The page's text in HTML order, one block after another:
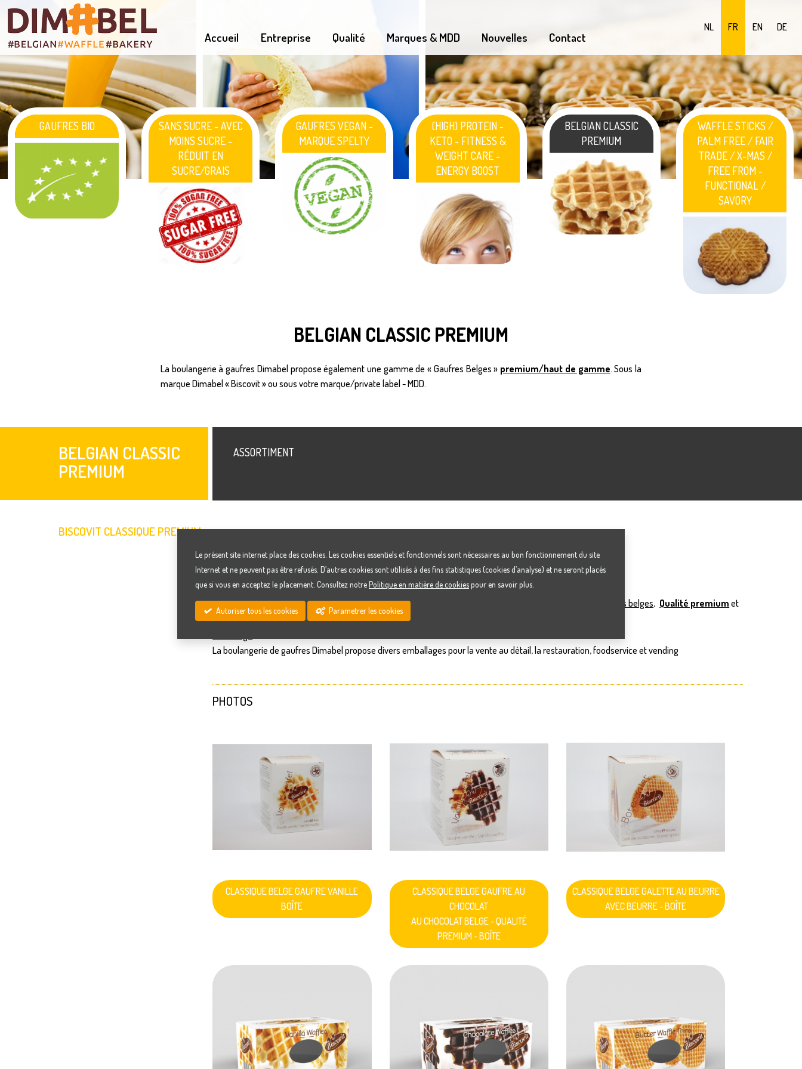
NL FR EN DE
Accueil Entreprise Qualité Marques & MDD Nouvelles Contact
GAUFRES BIO
SANS SUCRE - AVEC
MOINS SUCRE -
RÉDUIT EN
SUCRE/GRAIS
GAUFRES VEGAN -
MARQUE SPELTY
(HIGH) PROTEIN -
KETO - FITNESS &
WEIGHT CARE -
ENERGY BOOST
BELGIAN CLASSIC
PREMIUM
WAFFLE STICKS /
PALM FREE / FAIR
TRADE / X-MAS /
FREE FROM -
FUNCTIONAL /
SAVORY
BELGIAN CLASSIC PREMIUM
La boulangerie à gaufres Dimabel propose également une gamme de « Gaufres Belges » premium/haut de gamme. Sous la
marque Dimabel « Biscovit » ou sous votre marque/private label - MDD.
BELGIAN CLASSIC
PREMIUM
BISCOVIT CLASSIQUE PREMIUM
ASSORTIMENT
ASSORTIMENT
Biscovit & Private Label
La boulangerie de gaufres Dimabel développe, produit et commercialise également
des gaufres traditionnelles belges. Qualité premium et
également disponible en versionpalm free.
La boulangerie de gaufres Dimabel propose divers emballages pour la vente au détail, la restauration, foodservice et vending
PHOTOS
CLASSIQUE BELGE GAUFRE VANILLE
BOÎTE
CLASSIQUE BELGE GAUFRE AU
CHOCOLAT
AU CHOCOLAT BELGE - QUALITÉ
PREMIUM - BOÎTE
CLASSIQUE BELGE GALETTE AU BEURRE
AVEC BEURRE - BOÎTE
Le présent site internet place des cookies. Les cookies essentiels et fonctionnels sont nécessaires au bon fonctionnement du site
Internet et ne peuvent pas être refusés. D’autres cookies sont utilisés à des fins statistiques (cookies d’analyse) et ne seront placés
que si vous en acceptez le placement. Consultez notrePolitique en matière de cookiespour en savoir plus.
Autoriser tous les cookies Parametrer les cookies